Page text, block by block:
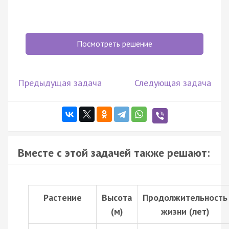
Посмотреть решение
Предыдущая задача Следующая задача
Вместе с этой задачей также решают:
Растение
Высота
(м)
Продолжительность
жизни (лет)